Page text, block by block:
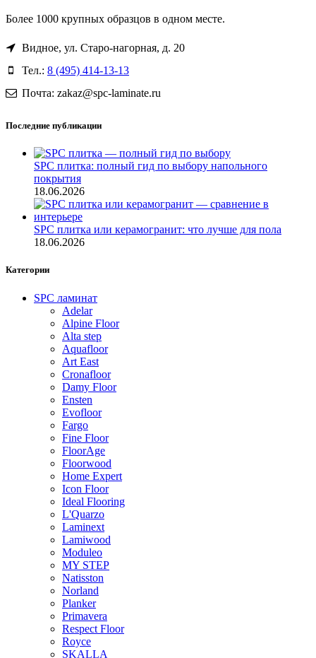
Более 1000 крупных образцов в одном месте.
Видное, ул. Старо-нагорная, д. 20
Тел.: 8 (495) 414-13-13
Почта: zakaz@spc-laminate.ru
Последние публикации
SPC плитка: полный гид по выбору напольного
покрытия
18.06.2026
SPC плитка или керамогранит: что лучше для пола
18.06.2026
Категории
SPC ламинат
Adelar
Alpine Floor
Alta step
Aquafloor
Art East
Cronafloor
Damy Floor
Ensten
Evofloor
Fargo
Fine Floor
FloorAge
Floorwood
Home Expert
Icon Floor
Ideal Flooring
L'Quarzo
Laminext
Lamiwood
Moduleo
MY STEP
Natisston
Norland
Planker
Primavera
Respect Floor
Royce
SKALLA